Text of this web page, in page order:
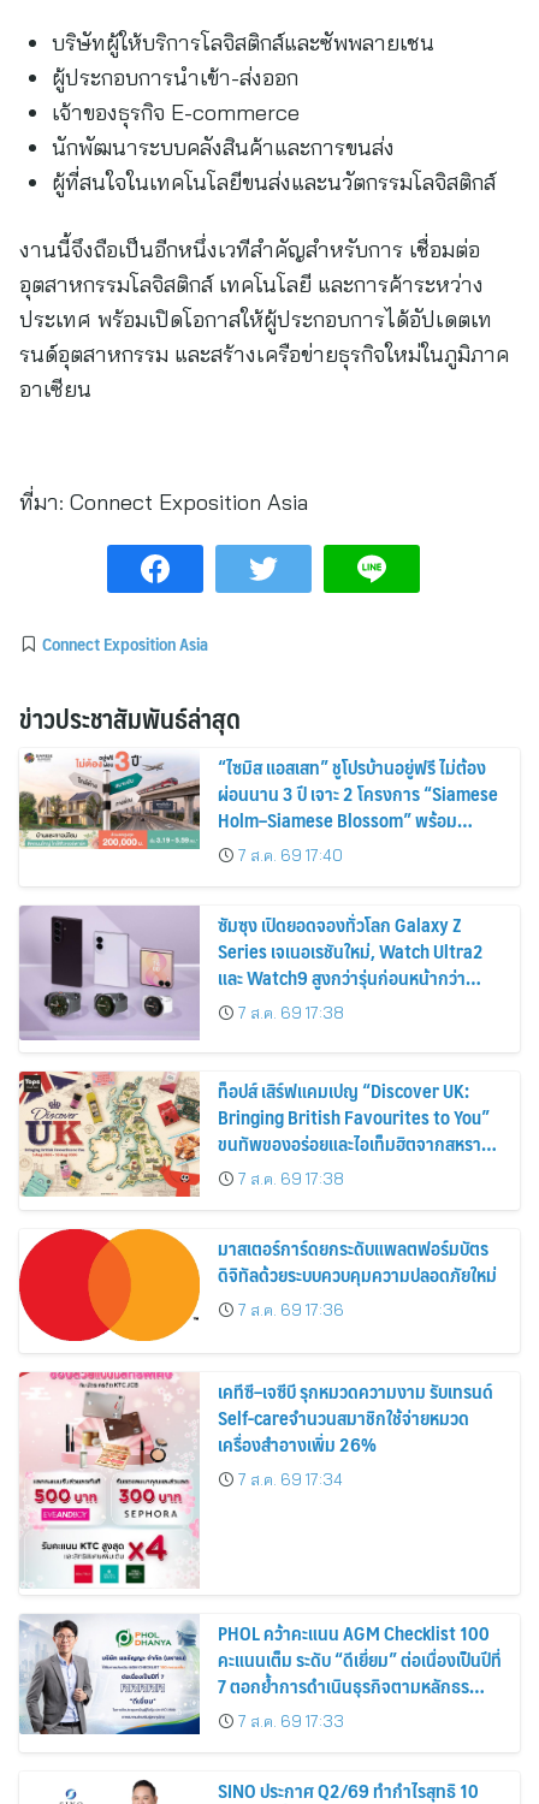
บริษัทผู้ให้บริการโลจิสติกส์และซัพพลายเชน
ผู้ประกอบการนำเข้า-ส่งออก
เจ้าของธุรกิจ E-commerce
นักพัฒนาระบบคลังสินค้าและการขนส่ง
ผู้ที่สนใจในเทคโนโลยีขนส่งและนวัตกรรมโลจิสติกส์
งานนี้จึงถือเป็นอีกหนึ่งเวทีสำคัญสำหรับการ เชื่อมต่อ
อุตสาหกรรมโลจิสติกส์ เทคโนโลยี และการค้าระหว่าง
ประเทศ พร้อมเปิดโอกาสให้ผู้ประกอบการได้อัปเดตเท
รนด์อุตสาหกรรม และสร้างเครือข่ายธุรกิจใหม่ในภูมิภาค
อาเซียน
ที่มา: Connect Exposition Asia
Connect Exposition Asia
ข่าวประชาสัมพันธ์ล่าสุด
“ไซมิส แอสเสท” ชูโปรบ้านอยู่ฟรี ไม่ต้อง
ผ่อนนาน 3 ปี เจาะ 2 โครงการ “Siamese
Holm–Siamese Blossom” พร้อม
ส่วนลดและสิทธิพิเศษถึง 31 สิงหาคม
2569
7 ส.ค. 69 17:40
ซัมซุง เปิดยอดจองทั่วโลก Galaxy Z
Series เจเนอเรชันใหม่, Watch Ultra2
และ Watch9 สูงกว่ารุ่นก่อนหน้ากว่า
30%7 ส.ค. 69 17:38
ท็อปส์ เสิร์ฟแคมเปญ “Discover UK:
Bringing British Favourites to You”
ขนทัพของอร่อยและไอเท็มฮิตจากสหราช
อาณาจักร ส่งตรงถึงมือตั้งแต่วันนี้ – 18
สิงหาคมนี้
7 ส.ค. 69 17:38
มาสเตอร์การ์ดยกระดับแพลตฟอร์มบัตร
ดิจิทัลด้วยระบบควบคุมความปลอดภัยใหม่
7 ส.ค. 69 17:36
เคทีซี–เจซีบี รุกหมวดความงาม รับเทรนด์
Self-careจำนวนสมาชิกใช้จ่ายหมวด
เครื่องสำอางเพิ่ม 26%
7 ส.ค. 69 17:34
PHOL คว้าคะแนน AGM Checklist 100
คะแนนเต็ม ระดับ “ดีเยี่ยม” ต่อเนื่องเป็นปีที่
7 ตอกย้ำการดำเนินธุรกิจตามหลักธร
รมาภิบาล โปร่งใส สร้างความเชื่อมั่นผู้ถือ
หุ้น
7 ส.ค. 69 17:33
SINO ประกาศ Q2/69 ทำกำไรสุทธิ 10